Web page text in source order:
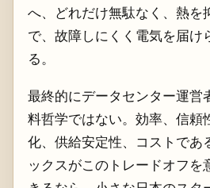
へ、どれだけ無駄なく、熱を
で、故障しにくく電気を届け
る。
最終的にデータセンター運営
料哲学ではない。効率、信頼
化、供給安定性、コストであ
ックスがこのトレードオフを